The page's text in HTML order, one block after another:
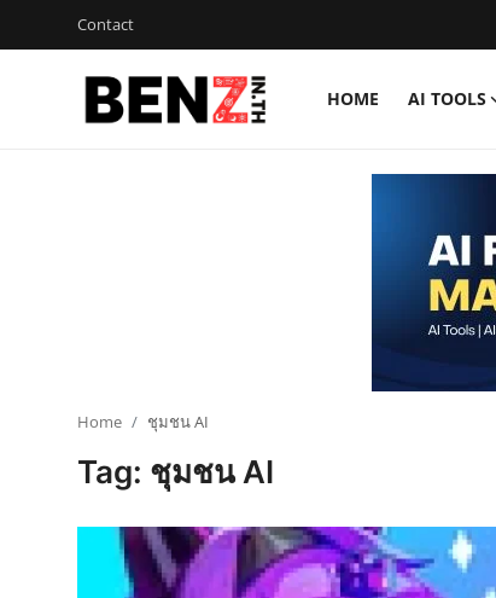
Contact
HOME AI TOOLS
ThaiGPT Builder
คอร์สเรียน ChatGPT
Home ชุมชน AI
Tag: ชุมชน AI